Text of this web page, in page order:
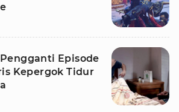
Episode
Kepergok Tidur